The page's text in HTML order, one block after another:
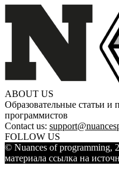
ABOUT US
Образовательные статьи
программистов
Contact us:
FOLLOW US
© Nuances of programming,
материала ссылка на